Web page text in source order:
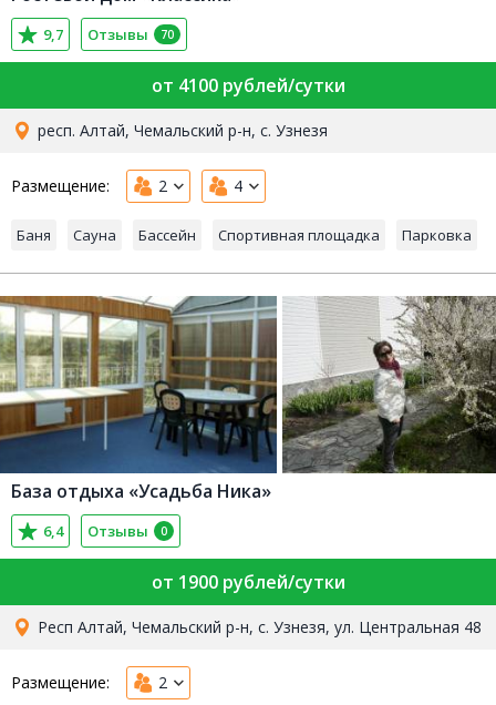
9,7 Отзывы 70
от 4100 рублей/сутки
респ. Алтай, Чемальский р-н, с. Узнезя
Размещение: 2 4
Баня Сауна Бассейн Спортивная площадка Парковка
База отдыха «Усадьба Ника»
6,4 Отзывы 0
от 1900 рублей/сутки
Респ Алтай, Чемальский р-н, с. Узнезя, ул. Центральная 48
Размещение: 2